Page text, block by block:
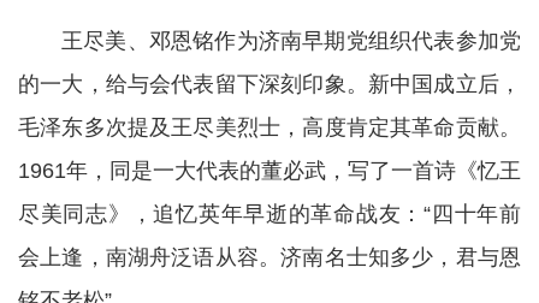
王尽美、邓恩铭作为济南早期党组织代表参加党
的一大，给与会代表留下深刻印象。新中国成立后，
毛泽东多次提及王尽美烈士，高度肯定其革命贡献。
1961年，同是一大代表的董必武，写了一首诗《忆王
尽美同志》，追忆英年早逝的革命战友：“四十年前
会上逢，南湖舟泛语从容。济南名士知多少，君与恩